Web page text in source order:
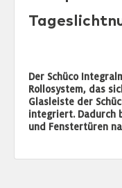
Der Schüco
Rollosystem, das
Glasleiste der
integriert. Dadurch
und Fenstertüren